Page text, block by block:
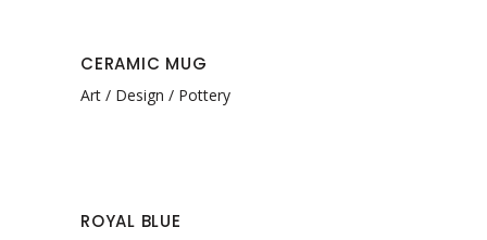
CERAMIC MUG
Art Design Pottery
ROYAL BLUE